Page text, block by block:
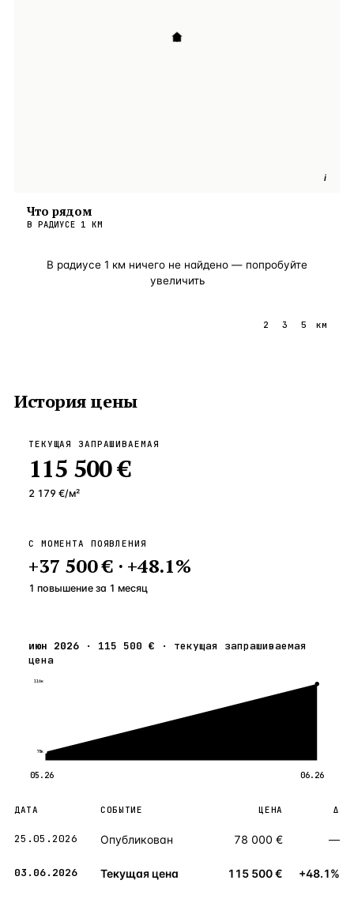
i
Что рядом
В РАДИУСЕ 1 КМ
В радиусе 1 км ничего не найдено — попробуйте
увеличить
2 3 5 км
История цены
ТЕКУЩАЯ ЗАПРАШИВАЕМАЯ
115 500 €
2 179 €/м²
С МОМЕНТА ПОЯВЛЕНИЯ
+37 500 €· +48.1%
1 повышение за 1 месяц
июн 2026 · 115 500 € · текущая запрашиваемая
цена
116к
78к
05.26 06.26
ДАТА СОБЫТИЕ ЦЕНА Δ
25.05.2026 Опубликован 78 000 € —
03.06.2026 Текущая цена 115 500 € +48.1%